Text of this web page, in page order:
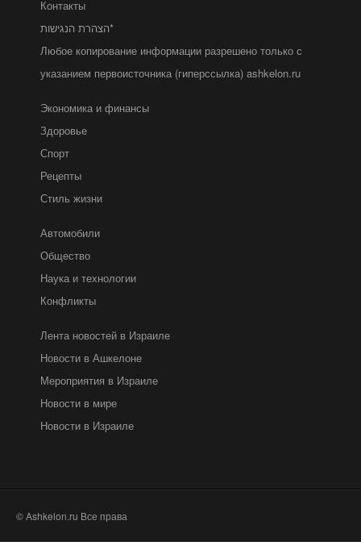
Контакты
הצהרת הנגישות*
Любое копирование информации разрешено только с
указанием первоисточника (гиперссылка) ashkelon.ru
Экономика и финансы
Здоровье
Спорт
Рецепты
Стиль жизни
Автомобили
Общество
Наука и технологии
Конфликты
Лента новостей в Израиле
Новости в Ашкелоне
Мероприятия в Израиле
Новости в мире
Новости в Израиле
© Ashkelon.ru Все права